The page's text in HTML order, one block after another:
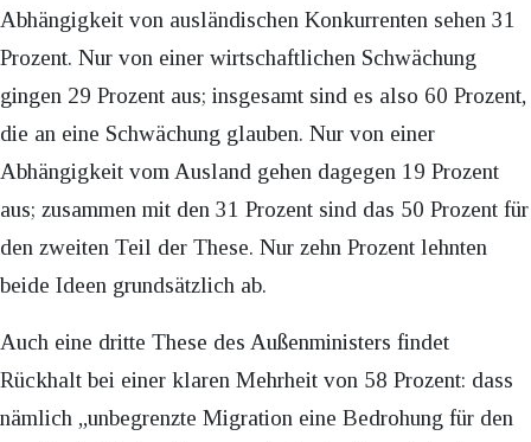
Abhängigkeit von ausländischen Konkurrenten sehen 31
Prozent. Nur von einer wirtschaftlichen Schwächung
gingen 29 Prozent aus; insgesamt sind es also 60 Prozent,
die an eine Schwächung glauben. Nur von einer
Abhängigkeit vom Ausland gehen dagegen 19 Prozent
aus; zusammen mit den 31 Prozent sind das 50 Prozent für
den zweiten Teil der These. Nur zehn Prozent lehnten
beide Ideen grundsätzlich ab.
Auch eine dritte These des Außenministers findet
Rückhalt bei einer klaren Mehrheit von 58 Prozent: dass
nämlich „unbegrenzte Migration eine Bedrohung für den